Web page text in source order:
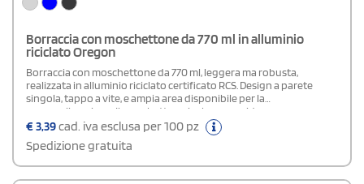
Borraccia con moschettone da 770 ml in alluminio
riciclato Oregon
Borraccia con moschettone da 770 ml, leggera ma robusta,
realizzata in alluminio riciclato certificato RCS. Design a parete
singola, tappo a vite, e ampia area disponibile per la
personalizzazione. Il moschettone incluso, non idoneo
all’arrampicata, permette di agganciarla facilmente allo zaino o alla
borsa. Il prodotto è privo di BPA, conforme alla normativa
alimentare tedesca LFGB e testato per l’assenza di ftalati secondo il
regolamento REACH. L’87% della borraccia è composto da alluminio
riciclato al 100%, mentre, la parte restante, è in plastica.
€3,39cad. iva esclusa per 100 pz
Spedizione gratuita